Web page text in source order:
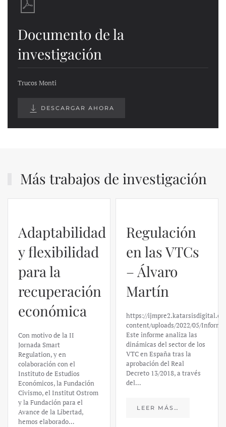
Documento de la
investigación
Trucos Monti
DESCARGAR AHORA
Más trabajos de investigación
Adaptabilidad
y flexibilidad
para la
recuperación
económica
Con motivo de la II
Jornada Smart
Regulation, y en
colaboración con el
Instituto de Estudios
Económicos, la Fundación
Civismo, el Institut Ostrom
y la Fundación para el
Avance de la Libertad,
hemos elaborado…
Regulación
en las VTCs
– Álvaro
Martín
https://
content/uploads/2022/05/
Este informe analiza las
dinámicas del sector de los
VTC en España tras la
aprobación del Real
Decreto 13/2018, a través
del…
LEER MÁS…